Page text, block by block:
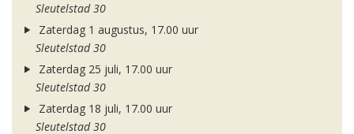
Sleutelstad 30
Zaterdag 1 augustus, 17.00 uur
Sleutelstad 30
Zaterdag 25 juli, 17.00 uur
Sleutelstad 30
Zaterdag 18 juli, 17.00 uur
Sleutelstad 30